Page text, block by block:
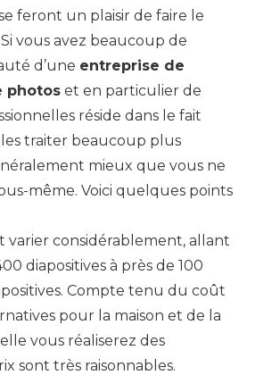
feront un plaisir de faire le
vous avez beaucoup de
d’une entreprise de
photos et en particulier de
réside dans le fait
traiter beaucoup plus
mieux que vous ne
même. Voici quelques points
varier considérablement, allant
diapositives à près de 100
Compte tenu du coût
pour la maison et de la
vous réaliserez des
sont très raisonnables.